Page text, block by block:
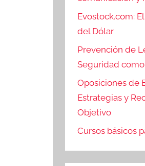
Evostock.com:
del Dólar
Prevención de
Seguridad
Oposiciones de
Estrategias y
Objetivo
Cursos básicos